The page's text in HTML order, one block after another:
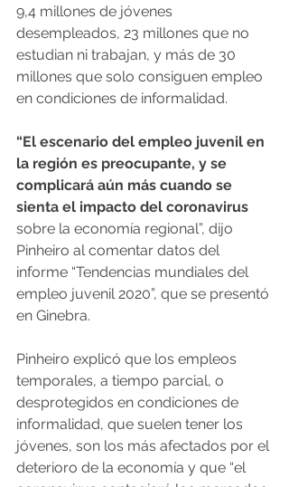
9,4 millones de jóvenes
desempleados, 23 millones que no
estudian ni trabajan, y más de 30
millones que solo consiguen empleo
en condiciones de informalidad.
“El escenario del empleo juvenil en
la región es preocupante, y se
complicará aún más cuando se
sienta el impacto del coronavirus
sobre la economía regional”, dijo
Pinheiro al comentar datos del
informe “Tendencias mundiales del
empleo juvenil 2020”, que se presentó
en Ginebra.
Pinheiro explicó que los empleos
temporales, a tiempo parcial, o
desprotegidos en condiciones de
informalidad, que suelen tener los
jóvenes, son los más afectados por el
deterioro de la economía y que “el